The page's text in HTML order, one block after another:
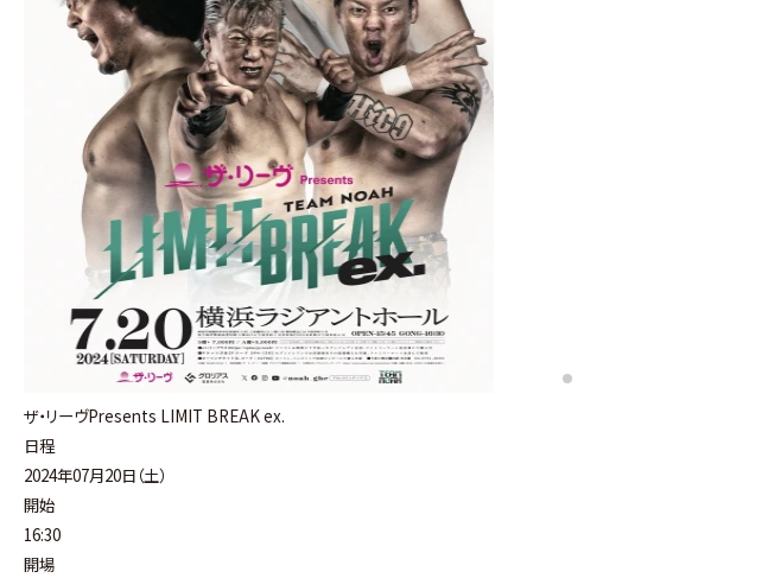
ザ・リーヴPresents LIMIT BREAK ex.
日程
2024年07月20日（土）
開始
16:30
開場